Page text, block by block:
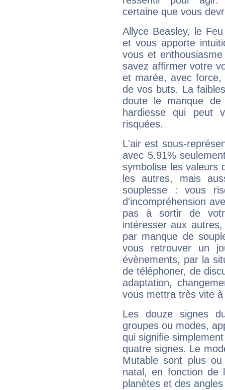
certaine que vous
Allyce Beasley, le
et vous apporte
vous et
savez affirmer votre
et marée, avec
de vos buts. La
doute le manque
hardiesse qui peut
risquées.
L'air est sous-
avec 5.91%
symbolise les valeurs
les autres, mais
souplesse : vous
d'incompréhension
pas à sortir de
intéresser aux
par manque de
vous retrouver un
évènements, par la
de téléphoner, de
adaptation,
vous mettra très vite
Les douze signes
groupes ou modes,
qui signifie
quatre signes. Le
Mutable sont plus
natal, en fonction de
planètes et des